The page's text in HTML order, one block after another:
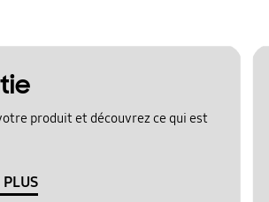
produit et découvrez ce qui est